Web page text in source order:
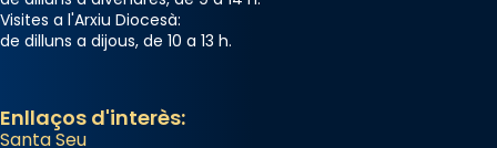
Visites a l'Arxiu Diocesà:
de dilluns a dijous, de 10 a 13 h.
Enllaços d'interès:
Santa Seu